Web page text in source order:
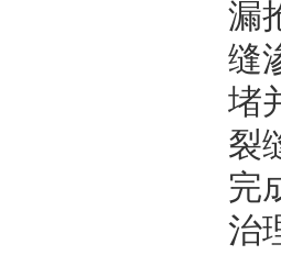
漏
缝
堵
裂
完
治